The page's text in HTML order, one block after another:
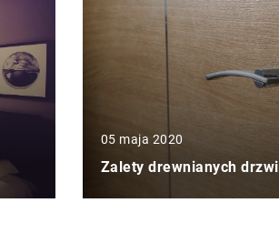
05 maja 2020
Zalety drewnianych drzwi